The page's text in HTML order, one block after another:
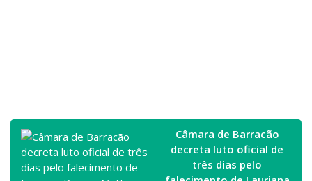
Câmara de Barracão
decreta luto oficial de
três dias pelo